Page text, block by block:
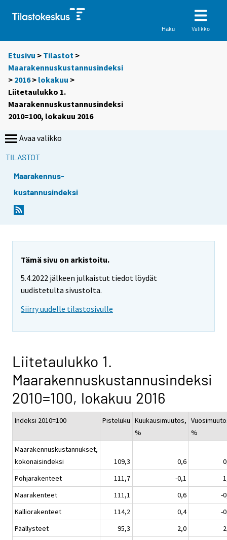
Haku Valikko
Etusivu > Tilastot >
Maarakennuskustannusindeksi
> 2016> lokakuu >
Liitetaulukko 1.
Maarakennuskustannusindeksi
2010=100, lokakuu 2016
Avaa valikko
TILASTOT
Maarakennus-
kustannusindeksi
Tämä sivu on arkistoitu.
5.4.2022 jälkeen julkaistut tiedot löydät
uudistetulta sivustolta.
Siirry uudelle tilastosivulle
Liitetaulukko 1.
Maarakennuskustannusindeksi
2010=100, lokakuu 2016
Indeksi 2010=100 Pisteluku Kuukausimuutos,
%
%
Maarakennuskustannukset,
kokonaisindeksi
109,3 0,6
Pohjarakenteet
111,7 -0,1
Maarakenteet
111,1 0,6
-
Kalliorakenteet
114,2 0,4
-
Päällysteet
95,3 2,0